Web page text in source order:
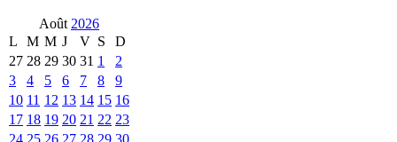
Août 2026
L
M M J V S
D
27 28 29 30 31 1
2
3
4 5 6 7 8
9
10 11 12 13 14 15 16
17 18 19 20 21 22 23
24 25 26 27 28 29 30